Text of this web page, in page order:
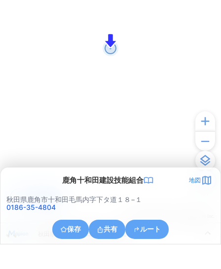
鹿角十和田建設技能組合 地図
秋田県鹿角市十和田毛馬内字下タ道１８−１
0186-35-4804
保存 共有 ルート
秋田県鹿角市十和田錦木字下田面
アプリで見る